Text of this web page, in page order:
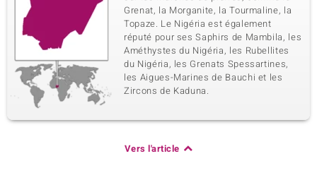
Dénomination exacte
Tsavorite de Tanzanie
Quantité et taille
1 à 1,3 mm
Poids total en carat
0,013 ct
Taille de la pierre
Rond
Sertissage
Serti griffe
Origine
Tanzanie
Grenat, la Morganite, la Tourmaline, la
Topaze. Le Nigéria est également
réputé pour ses Saphirs de Mambila, les
Améthystes du Nigéria, les Rubellites
du Nigéria, les Grenats Spessartines,
les Aigues-Marines de Bauchi et les
Zircons de Kaduna.
Vers l'article